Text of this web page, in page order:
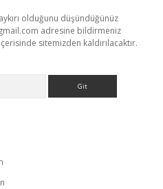
olduğunu düşündüğünüz
adresine bildirmeniz
sitemizden kaldırılacaktır.